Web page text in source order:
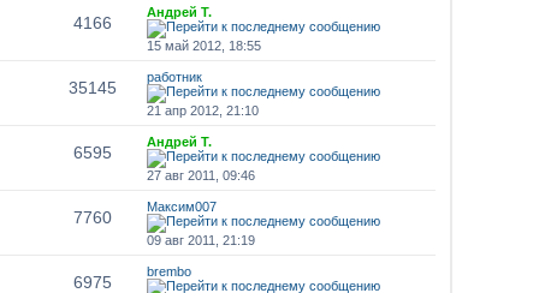
4166
Андрей Т.
15 май 2012, 18:55
35145
работник
21 апр 2012, 21:10
6595
Андрей Т.
27 авг 2011, 09:46
7760
Максим007
09 авг 2011, 21:19
6975
brembo